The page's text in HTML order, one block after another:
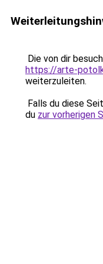
Die von dir
https://arte-
weiterzuleiten.
Falls du diese
du zur vorherigen